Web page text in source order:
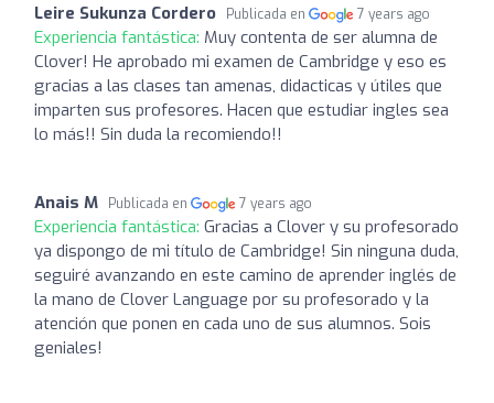
Leire Sukunza Cordero Publicada en 7 years ago
Experiencia fantástica: Muy contenta de ser alumna de
Clover! He aprobado mi examen de Cambridge y eso es
gracias a las clases tan amenas, didacticas y útiles que
imparten sus profesores. Hacen que estudiar ingles sea
lo más!! Sin duda la recomiendo!!
Anais M Publicada en 7 years ago
Experiencia fantástica: Gracias a Clover y su profesorado
ya dispongo de mi título de Cambridge! Sin ninguna duda,
seguiré avanzando en este camino de aprender inglés de
la mano de Clover Language por su profesorado y la
atención que ponen en cada uno de sus alumnos. Sois
geniales!